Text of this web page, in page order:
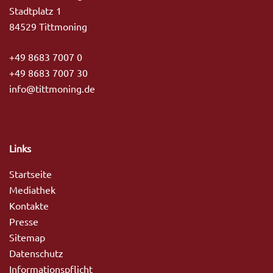
Stadtplatz 1
84529 Tittmoning
+49 8683 7007 0
+49 8683 7007 30
info@tittmoning.de
Links
Startseite
Mediathek
Kontakte
Presse
Sitemap
Datenschutz
Informationspflicht